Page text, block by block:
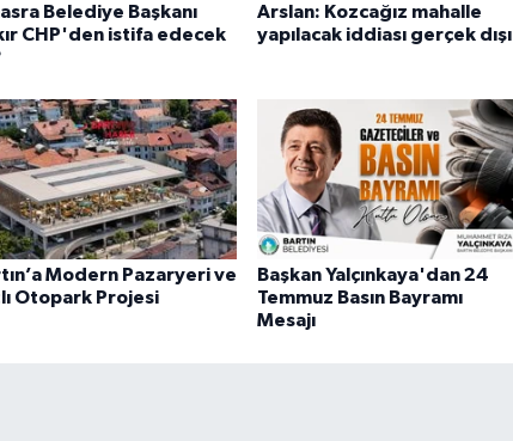
Belediye Başkanı
CHP'den istifa edecek
Arslan: Kozcağız mahalle
yapılacak iddiası gerçek dışı
Modern Pazaryeri ve
Otopark Projesi
Başkan Yalçınkaya'dan 24
Temmuz Basın Bayramı
Mesajı